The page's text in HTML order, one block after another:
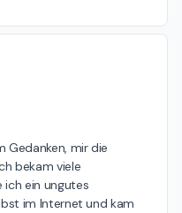
Gedanken, mir die
bekam viele
ich ein ungutes
im Internet und kam